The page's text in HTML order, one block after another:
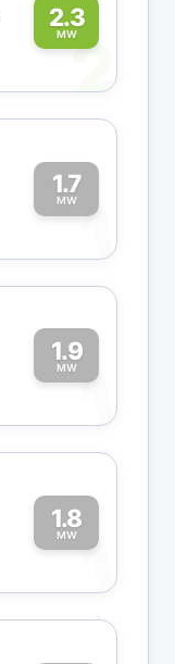
2.3
MW2
1.7
MW1
1.9
MW1
1.8
MW1